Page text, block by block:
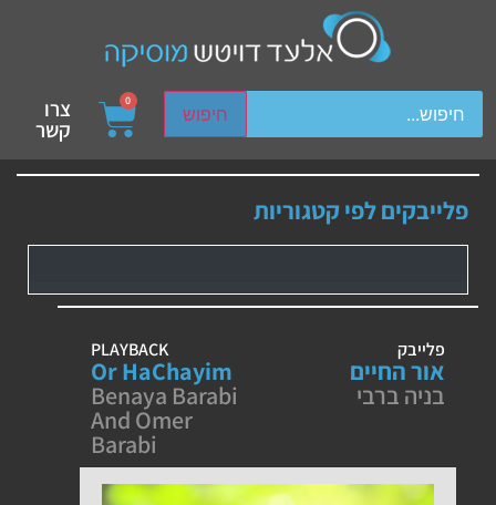
חיפוש
device users, explore by touch or with swipe gestures.
0 צרו
קשר
פלייבקים לפי קטגוריות
פלייבק
אור החיים
בניה ברבי
PLAYBACK
Or HaChayim
Benaya Barabi
And Omer
Barabi